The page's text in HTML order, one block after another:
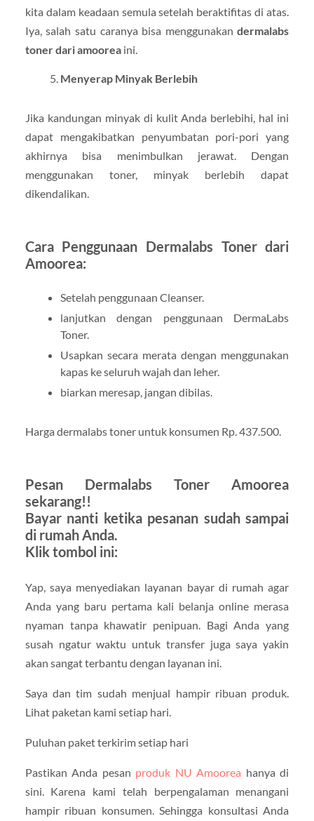
kita dalam keadaan semula setelah beraktifitas di atas.
Iya, salah satu caranya bisa menggunakandermalabs
toner dari amooreaini.
Menyerap Minyak Berlebih
Jika kandungan minyak di kulit Anda berlebihi, hal ini
dapat mengakibatkan penyumbatan pori-pori yang
akhirnya bisa menimbulkan jerawat. Dengan
menggunakan toner, minyak berlebih dapat
dikendalikan.
Cara Penggunaan Dermalabs Toner dari
Amoorea:
Setelah penggunaan Cleanser.
lanjutkan dengan penggunaan DermaLabs
Toner.
Usapkan secara merata dengan menggunakan
kapas ke seluruh wajah dan leher.
biarkan meresap, jangan dibilas.
Harga dermalabs toner untuk konsumen Rp. 437.500.
Pesan Dermalabs Toner Amoorea
sekarang!!
Bayar nanti ketika pesanan sudah sampai
di rumah Anda.
Klik tombol ini:
Yap, saya menyediakan layanan bayar di rumah agar
Anda yang baru pertama kali belanja online merasa
nyaman tanpa khawatir penipuan. Bagi Anda yang
susah ngatur waktu untuk transfer juga saya yakin
akan sangat terbantu dengan layanan ini.
Saya dan tim sudah menjual hampir ribuan produk.
Lihat paketan kami setiap hari.
Puluhan paket terkirim setiap hari
Pastikan Anda pesan produk NU Amoorea hanya di
sini. Karena kami telah berpengalaman menangani
hampir ribuan konsumen. Sehingga konsultasi Anda